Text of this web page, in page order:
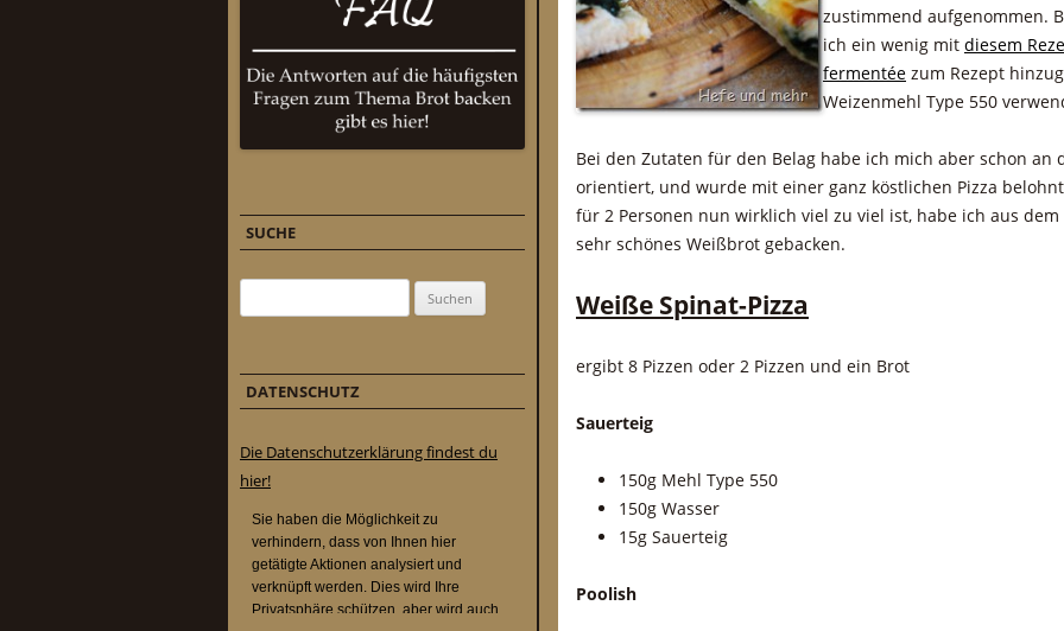
zustimmend aufgenommen.
ich ein wenig mit diesem
fermentée zum Rezept
Weizenmehl Type 550
Bei den Zutaten für den Belag habe ich mich aber schon an
orientiert, und wurde mit einer ganz köstlichen Pizza
für 2 Personen nun wirklich viel zu viel ist, habe ich aus
sehr schönes Weißbrot gebacken.
Weiße Spinat-Pizza
ergibt 8 Pizzen oder 2 Pizzen und ein Brot
Sauerteig
150g Mehl Type 550
150g Wasser
15g Sauerteig
Poolish
SUCHE
DATENSCHUTZ
Die Datenschutzerklärung findest du
hier!